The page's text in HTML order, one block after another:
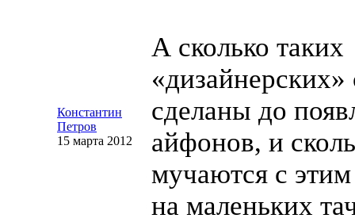
Константин
Петров
15 марта 2012
А сколько таких
«дизайнерских»
сделаны до
айфонов, и
мучаются с
на маленьких